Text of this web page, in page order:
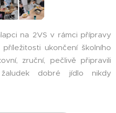
na 2VS v rámci přípravy
ukončení školního
zruční, pečlivě připravili
dobré jídlo nikdy